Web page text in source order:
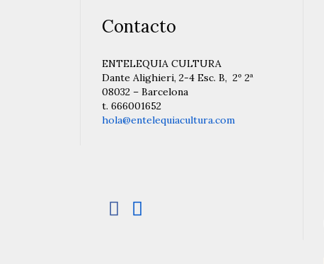
Contacto
ENTELEQUIA CULTURA
Dante Alighieri, 2-4 Esc. B, 2º 2ª
08032 – Barcelona
t. 666001652
hola@entelequiacultura.com
 